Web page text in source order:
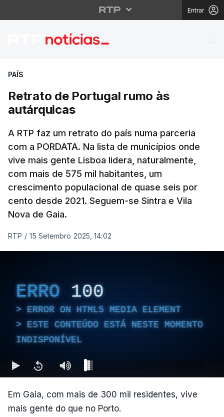
Entrar
Retrato de Portugal
PAÍS
Retrato de Portugal rumo às
autárquicas
A RTP faz um retrato do país numa parceria
com a PORDATA. Na lista de municípios onde
vive mais gente Lisboa lidera, naturalmente,
com mais de 575 mil habitantes, um
crescimento populacional de quase seis por
cento desde 2021. Seguem-se Sintra e Vila
Nova de Gaia.
RTP / 15 Setembro 2025, 14:02
ERRO 100
ERROR ON HTML5 MEDIA ELEMENT
ESTE CONTEÚDO ESTÁ NESTE MOMENTO
INDISPONÍVEL
Em Gaia, com mais de 300 mil residentes, vive
mais gente do que no Porto.